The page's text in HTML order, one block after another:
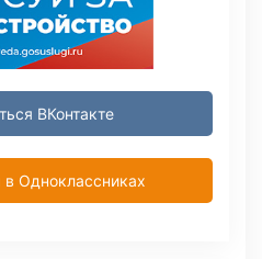
ВКонтакте
Одноклассниках